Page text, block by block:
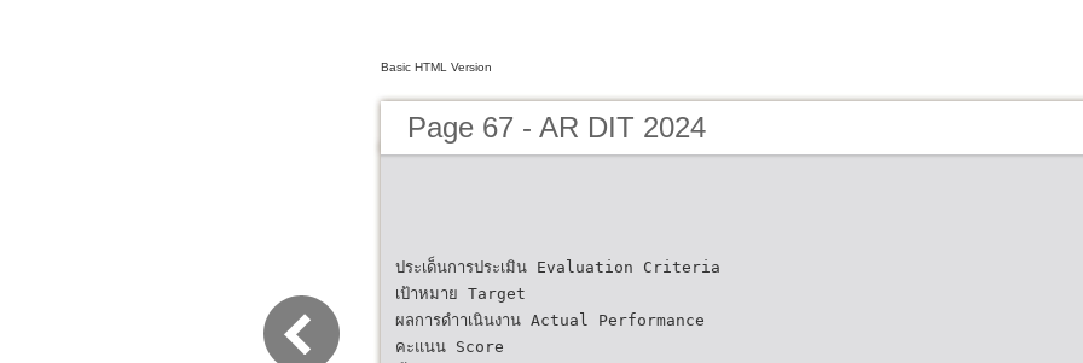
Basic HTML Version
Page 67 - AR DIT 2024
ประเด็นการประเมิน Evaluation Criteria
เป้าหมาย Target
ผลการดําาเนินงาน Actual Performance
คะแนน Score